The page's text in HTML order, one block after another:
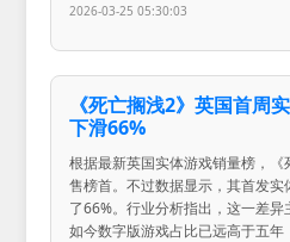
2026-03-25 05:30:03
《死亡搁浅2》英国首周
下滑66%
根据最新英国实体游戏销量榜，
售榜首。不过数据显示，其首发
了66%。行业分析指出，这一差
如今数字版游戏占比已远高于五年